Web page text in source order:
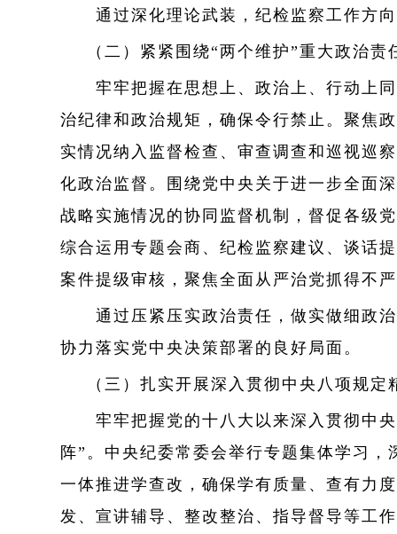
通过深化理论武装，纪检监察工作方向
（二）紧紧围绕“两个维护”重大政治
牢牢把握在思想上、政治上、行动上同
治纪律和政治规矩，确保令行禁止。聚焦
实情况纳入监督检查、审查调查和巡视巡
化政治监督。围绕党中央关于进一步全面
战略实施情况的协同监督机制，督促各级
综合运用专题会商、纪检监察建议、谈话
案件提级审核，聚焦全面从严治党抓得不
通过压紧压实政治责任，做实做细政治
协力落实党中央决策部署的良好局面。
（三）扎实开展深入贯彻中央八项规
牢牢把握党的十八大以来深入贯彻中央
阵”。中央纪委常委会举行专题集体学习
一体推进学查改，确保学有质量、查有力
发、宣讲辅导、整改整治、指导督导等工